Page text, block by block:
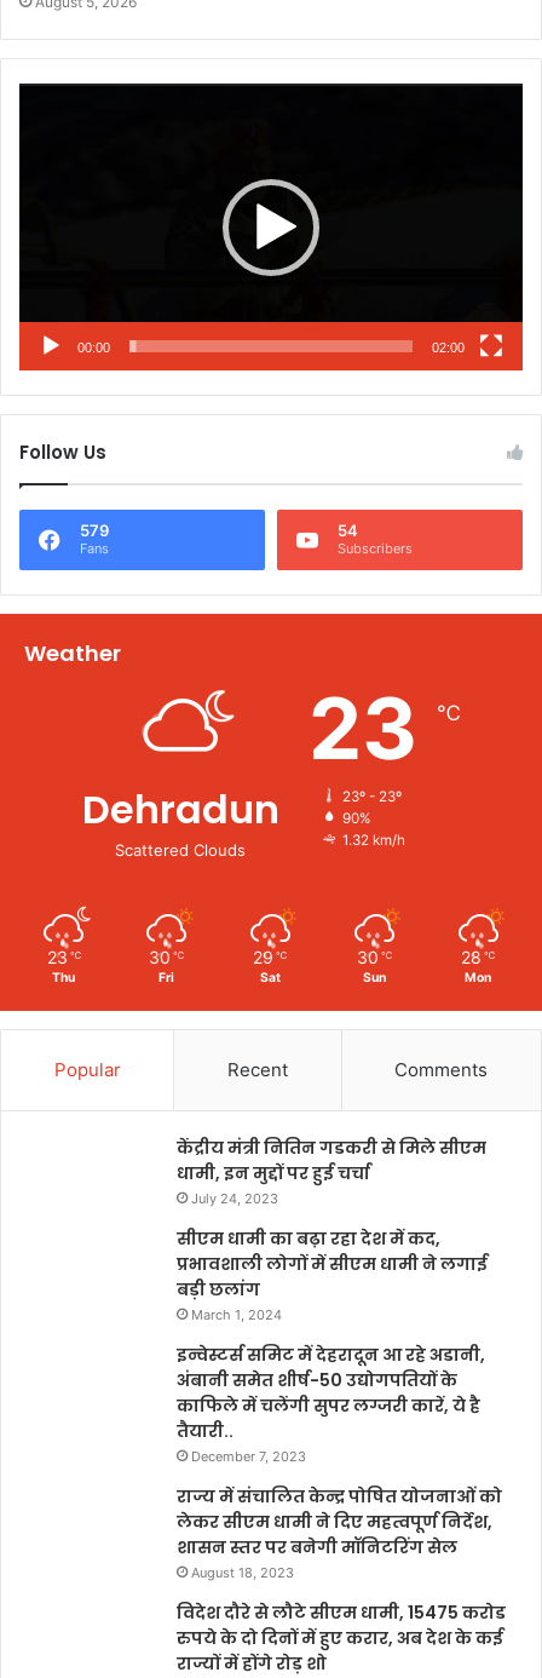
00:00 02:00
Follow Us
579
Fans
54
Subscribers
Weather
Dehradun
Scattered Clouds
23 ℃
23º - 23º
90%
1.32 km/h
23 ℃
Thu
30 ℃
Fri
29 ℃
Sat
30 ℃
Sun
28 ℃
Mon
Popular Recent Comments
केंद्रीय मंत्री नितिन गडकरी से मिले सीएम
धामी, इन मुद्दों पर हुई चर्चा
July 24, 2023
सीएम धामी का बढ़ा रहा देश में कद,
प्रभावशाली लोगों में सीएम धामी ने लगाई
बड़ी छलांग
March 1, 2024
इन्वेस्टर्स समिट में देहरादून आ रहे अडानी,
अंबानी समेत शीर्ष-50 उद्योगपतियों के
काफिले में चलेंगी सुपर लग्जरी कारें, ये है
तैयारी..
December 7, 2023
राज्य में संचालित केन्द्र पोषित योजनाओं को
लेकर सीएम धामी ने दिए महत्वपूर्ण निर्देश,
शासन स्तर पर बनेगी मॉनिटरिंग सेल
August 18, 2023
विदेश दौरे से लौटे सीएम धामी, 15475 करोड
रुपये के दो दिनों में हुए करार, अब देश के कई
राज्यों में होंगे रोड़ शो